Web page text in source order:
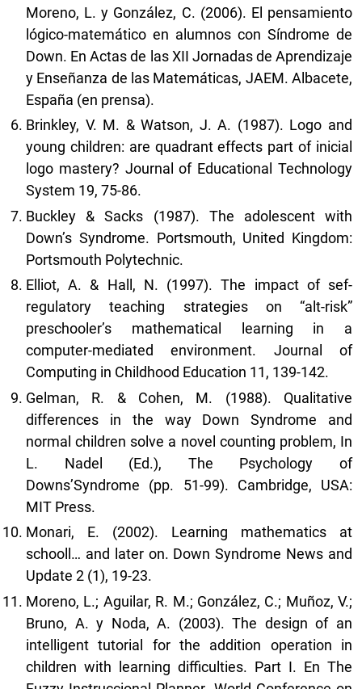
Moreno, L. y González, C. (2006). El pensamiento
lógico-matemático en alumnos con Síndrome de
Down. En Actas de las XII Jornadas de Aprendizaje
y Enseñanza de las Matemáticas, JAEM. Albacete,
España (en prensa).
Brinkley, V. M. & Watson, J. A. (1987). Logo and
young children: are quadrant effects part of inicial
logo mastery? Journal of Educational Technology
System 19, 75-86.
Buckley & Sacks (1987). The adolescent with
Down’s Syndrome. Portsmouth, United Kingdom:
Portsmouth Polytechnic.
Elliot, A. & Hall, N. (1997). The impact of sef-
regulatory teaching strategies on “alt-risk”
preschooler’s mathematical learning in a
computer-mediated environment. Journal of
Computing in Childhood Education 11, 139-142.
Gelman, R. & Cohen, M. (1988). Qualitative
differences in the way Down Syndrome and
normal children solve a novel counting problem, In
L. Nadel (Ed.), The Psychology of
Downs’Syndrome (pp. 51-99). Cambridge, USA:
MIT Press.
Monari, E. (2002). Learning mathematics at
schooll… and later on. Down Syndrome News and
Update 2 (1), 19-23.
Moreno, L.; Aguilar, R. M.; González, C.; Muñoz, V.;
Bruno, A. y Noda, A. (2003). The design of an
intelligent tutorial for the addition operation in
children with learning difficulties. Part I. En The